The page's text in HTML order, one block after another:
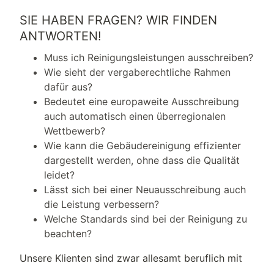
SIE HABEN FRAGEN? WIR FINDEN
ANTWORTEN!
Muss ich Reinigungsleistungen ausschreiben?
Wie sieht der vergaberechtliche Rahmen
dafür aus?
Bedeutet eine europaweite Ausschreibung
auch automatisch einen überregionalen
Wettbewerb?
Wie kann die Gebäudereinigung effizienter
dargestellt werden, ohne dass die Qualität
leidet?
Lässt sich bei einer Neuausschreibung auch
die Leistung verbessern?
Welche Standards sind bei der Reinigung zu
beachten?
Unsere Klienten sind zwar allesamt beruflich mit